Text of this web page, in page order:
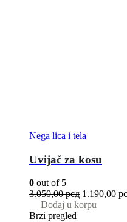
Nega lica i tela
Uvijač za kosu
0 out of 5
3.050,00рсд 1.190,00
Dodaj u korpu
Brzi pregled